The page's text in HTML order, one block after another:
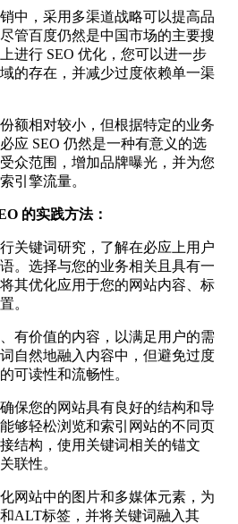
中，采用多渠道战略可以提高品
管百度仍然是中国市场的主要搜
进行 SEO 优化，您可以进一步
的存在，并减少过度依赖单一渠
额相对较小，但根据特定的业务
应 SEO 仍然是一种有意义的选
众范围，增加品牌曝光，并为您
引擎流量。
的实践方法：
关键词研究，了解在必应上用户
。选择与您的业务相关且具有一
其优化应用于您的网站内容、标
。
有价值的内容，以满足用户的需
自然地融入内容中，但避免过度
可读性和流畅性。
确保您的网站具有良好的结构和导
够轻松浏览和索引网站的不同页
结构，使用关键词相关的锚文
联性。
网站中的图片和多媒体元素，为
ALT标签，并将关键词融入其